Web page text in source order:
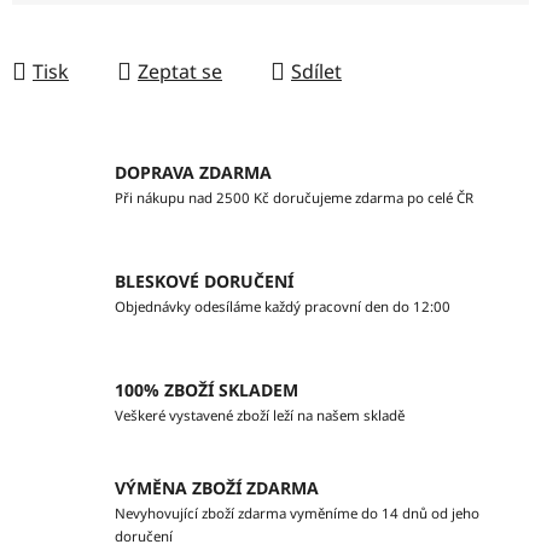
Tisk Zeptat se Sdílet
DOPRAVA ZDARMA
Při nákupu nad 2500 Kč doručujeme zdarma po celé ČR
BLESKOVÉ DORUČENÍ
Objednávky odesíláme každý pracovní den do 12:00
100% ZBOŽÍ SKLADEM
Veškeré vystavené zboží leží na našem skladě
VÝMĚNA ZBOŽÍ ZDARMA
Nevyhovující zboží zdarma vyměníme do 14 dnů od jeho
doručení